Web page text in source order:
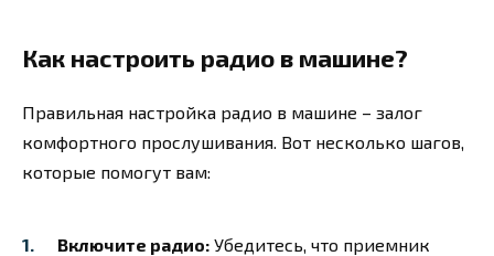
Как настроить радио в машине?
Правильная настройка радио в машине – залог
комфортного прослушивания. Вот несколько шагов,
которые помогут вам:
Включите радио: Убедитесь, что приемник